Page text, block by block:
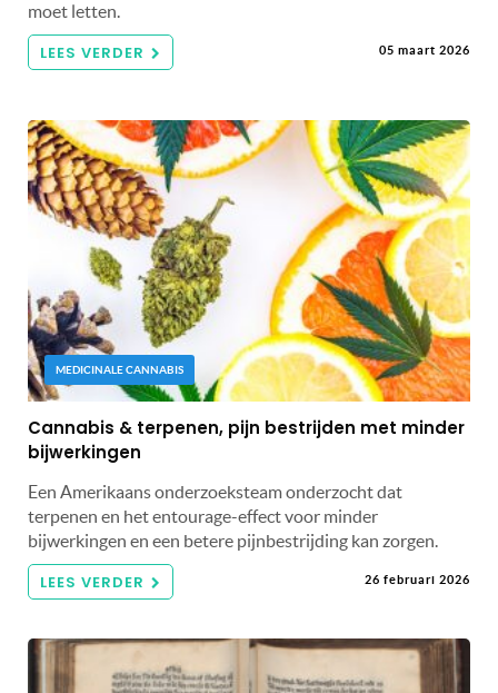
moet letten.
LEES VERDER 05 maart 2026
MEDICINALE CANNABIS
Cannabis & terpenen, pijn bestrijden met minder
bijwerkingen
Een Amerikaans onderzoeksteam onderzocht dat
terpenen en het entourage-effect voor minder
bijwerkingen en een betere pijnbestrijding kan zorgen.
LEES VERDER 26 februari 2026